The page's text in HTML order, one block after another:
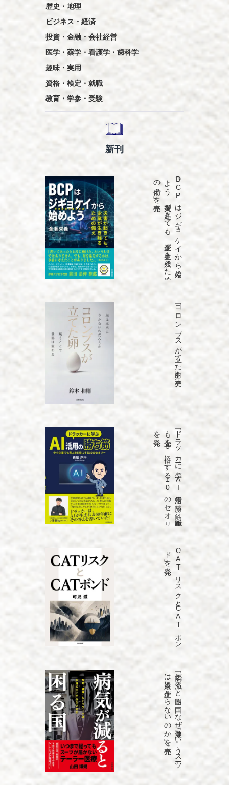
歴史・地理
ビジネス・経済
投資・金融・会社経営
医学・薬学・看護学・歯科学
趣味・実用
資格・検定・就職
教育・学参・受験
新刊
「B
C
P
は
ジ
ギ
ョ
ケ
イ
か
ら
始め
よ
う
災害が
起き
て
も
、
企業が
生き
残る
た
め
の
備え
」を
発売
「コロンブスが立てた卵」を発売
「ド
ラ
ッ
カ
ーに
学ぶ
A
I
活用の
勝ち
筋
中小企業で
も
売上を
5
倍に
す
る
1
0
の
セ
オ
リ
ー」
を
発売
「C
A
T
リ
ス
ク
と
C
A
T
ボ
ン
ド
」を
発売
「病気が
減る
と
困る
国
な
ぜ
「健康」と
い
う
ス
ーツ
は
永遠に
仕上が
ら
な
い
の
か
」を
発売